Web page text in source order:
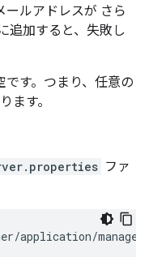
ルアドレスが さら
追加すると、失敗し
す。つまり、任意の
ます。
ファ
application/